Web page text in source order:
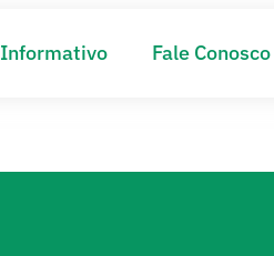
Informativo Fale Conosco